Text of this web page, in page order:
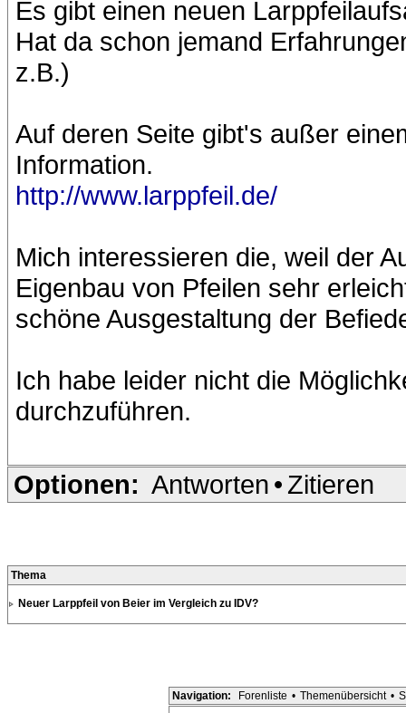
Es gibt einen neuen
Hat da schon jemand
z.B.)
Auf deren Seite gibt's außer
Information.
http://www.larppfeil.de/
Mich interessieren die, weil der
Eigenbau von Pfeilen sehr
schöne Ausgestaltung der
Ich habe leider nicht die
durchzuführen.
Optionen: Antworten • Zitieren
Thema
Neuer Larppfeil von Beier im Vergleich zu IDV?
Navigation: Forenliste • Themenübersicht •